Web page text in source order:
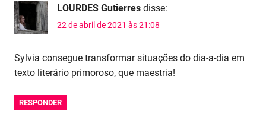
LOURDES Gutierres disse:
22 de abril de 2021 às 21:08
Sylvia consegue transformar situações do dia-a-dia em
texto literário primoroso, que maestria!
RESPONDER